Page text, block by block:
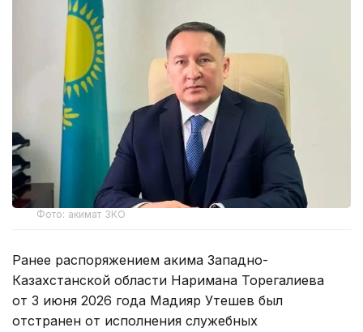
Фото: акимат ЗКО
Ранее распоряжением акима Западно-
Казахстанской области Наримана Торегалиева
от 3 июня 2026 года Мадияр Утешев был
отстранен от исполнения служебных